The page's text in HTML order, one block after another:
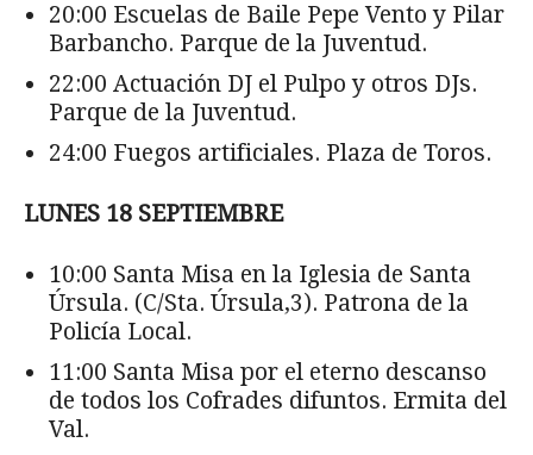
20:00 Escuelas de Baile Pepe Vento y Pilar
Barbancho. Parque de la Juventud.
22:00 Actuación DJ el Pulpo y otros DJs.
Parque de la Juventud.
24:00 Fuegos artificiales. Plaza de Toros.
LUNES 18 SEPTIEMBRE
10:00 Santa Misa en la Iglesia de Santa
Úrsula. (C/Sta. Úrsula,3). Patrona de la
Policía Local.
11:00 Santa Misa por el eterno descanso
de todos los Cofrades difuntos. Ermita del
Val.